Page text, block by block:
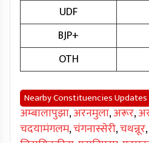
UDF
BJP+
OTH
Nearby Constituencies Updates
अम्बालापुझा,अरनमुला,अरूर,
चदयामंगलम,चंगनास्सेरी,चथन्नूर,